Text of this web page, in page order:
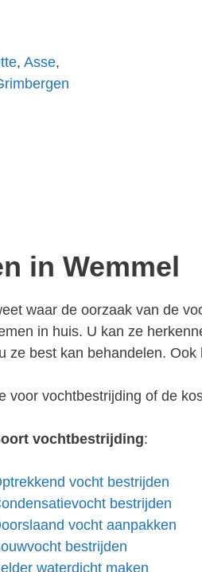
, Asse,
in Wemmel
waar de oorzaak van de
in huis. U kan ze
best kan behandelen.
voor vochtbestrijding of de
vochtbestrijding:
vocht bestrijden
bestrijden
vocht aanpakken
bestrijden
waterdicht maken